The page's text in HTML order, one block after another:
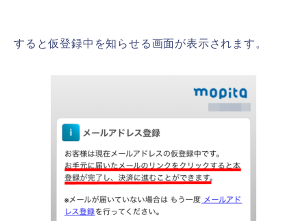
すると仮登録中を知らせる画面が表示されます。